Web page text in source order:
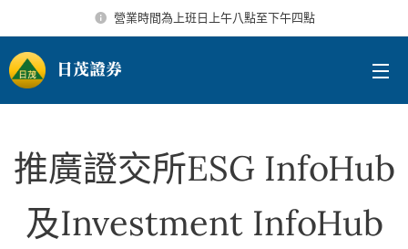
營業時間為上班日上午八點至下午四點
日茂證券
推廣證交所ESG InfoHub
及Investment InfoHub